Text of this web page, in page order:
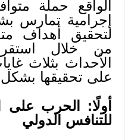
الواقع حملة
إجرامية تمارس
لتحقيق أهداف
من خلال
الأحداث بثلاث
على تحقيقها
أولًا: الحرب
للتنافس الدولي